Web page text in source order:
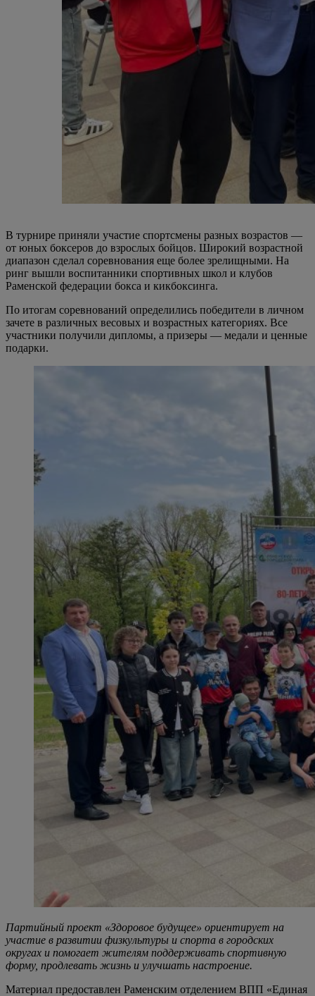
В турнире приняли участие спортсмены разных возрастов —
от юных боксеров до взрослых бойцов. Широкий возрастной
диапазон сделал соревнования еще более зрелищными. На
ринг вышли воспитанники спортивных школ и клубов
Раменской федерации бокса и кикбоксинга.
По итогам соревнований определились победители в личном
зачете в различных весовых и возрастных категориях. Все
участники получили дипломы, а призеры — медали и ценные
подарки.
Партийный проект «Здоровое будущее» ориентирует на
участие в развитии физкультуры и спорта в городских
округах и помогает жителям поддерживать спортивную
форму, продлевать жизнь и улучшать настроение.
Материал предоставлен Раменским отделением ВПП «Единая